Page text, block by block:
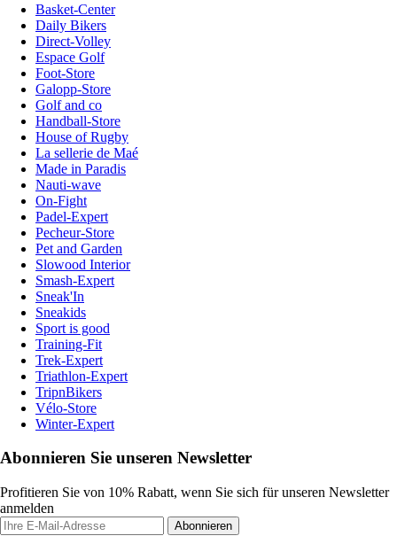
Basket-Center
Daily Bikers
Direct-Volley
Espace Golf
Foot-Store
Galopp-Store
Golf and co
Handball-Store
House of Rugby
La sellerie de Maé
Made in Paradis
Nauti-wave
On-Fight
Padel-Expert
Pecheur-Store
Pet and Garden
Slowood Interior
Smash-Expert
Sneak'In
Sneakids
Sport is good
Training-Fit
Trek-Expert
Triathlon-Expert
TripnBikers
Vélo-Store
Winter-Expert
Abonnieren Sie unseren Newsletter
Profitieren Sie von 10% Rabatt, wenn Sie sich für unseren Newsletter
anmelden
Abonnieren